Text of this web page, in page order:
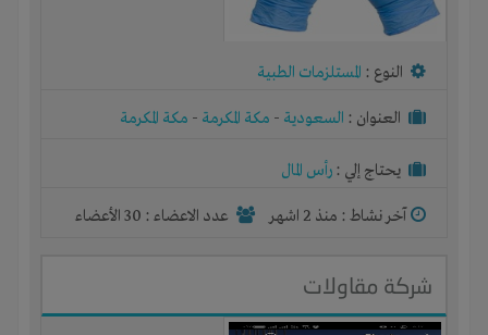
النوع : المستلزمات الطبية
العنوان : السعودية - مكة المكرمة - مكة المكرمة
يحتاج إلي : رأس المال
آخر نشاط : منذ 2 اشهر عدد الاعضاء : 30 الأعضاء
شركة مقاولات